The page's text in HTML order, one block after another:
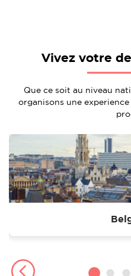
Vivez votre
Que ce soit au niveau
organisons une